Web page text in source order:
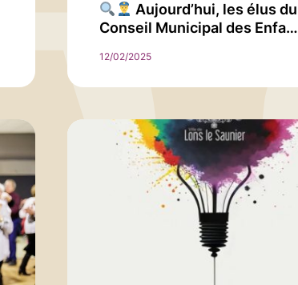
Aujourd’hui, les élus du
Conseil Municipal des Enfa…
12/02/2025